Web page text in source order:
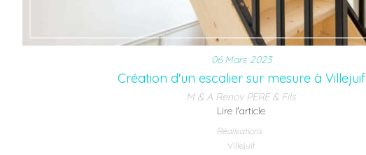
06 Mars 2023
Création d'un escalier sur mesure à Villejuif
M & A Renov PERE & Fils
Lire l'article
Réalisations
Villejuif